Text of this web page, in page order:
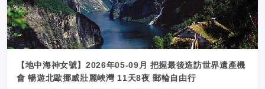
【地中海神女號】2026年05-09月 把握最後造訪世界遺產機
會 暢遊北歐挪威壯麗峽灣 11天8夜 郵輪自由行